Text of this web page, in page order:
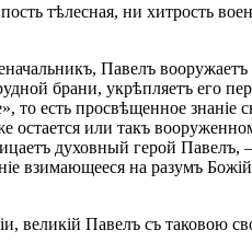
тѣлесная, ни хитрость
Павелъ
брани, укрѣпляетъ
то есть просвѣщенное
или такъ
духовный герой
взимающееся на разумъ
великій Павелъ съ таковою